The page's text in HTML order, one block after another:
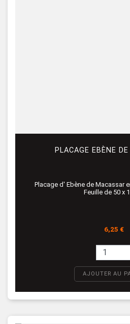
PLACAGE EBÈNE
Placage d' Ebène de Macassar
Feuille de 50 x
Prix
6,25 €
AJOUTER AU